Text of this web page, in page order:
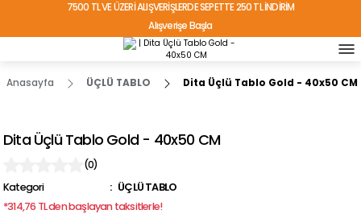
7500 TL VE ÜZERİ ALIŞVERİŞLERDE SEPETTE 250 TL İNDİRİM
Alışverişe Başla
TÜRKİYE'NİN HER YERİNE ÜCRETSİZ KARGO!
Anasayfa ÜÇLÜ TABLO Dita Üçlü Tablo Gold - 40x50 CM
Dita Üçlü Tablo Gold - 40x50 CM
(0)
Kategori
ÜÇLÜ TABLO
*314,76 TL den başlayan taksitlerle!